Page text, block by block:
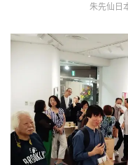
朱先仙日